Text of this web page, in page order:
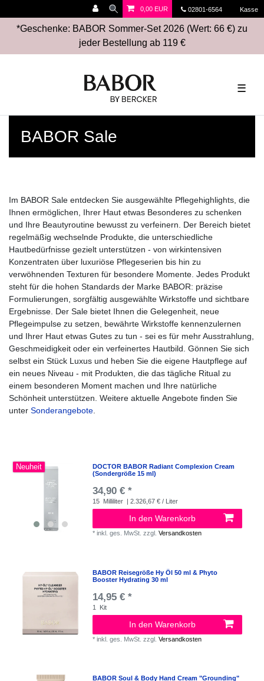
02801-6564 Kasse
0,00 EUR
*Geschenke: BABOR Sommer-Set 2026 (Wert: 66 €) zu
jeder Bestellung ab 119 €
☰
BABOR Sale
Im BABOR Sale entdecken Sie ausgewählte Pflegehighlights, die
Ihnen ermöglichen, Ihrer Haut etwas Besonderes zu schenken
und Ihre Beautyroutine bewusst zu verfeinern. Der Bereich bietet
regelmäßig wechselnde Produkte, die unterschiedliche
Hautbedürfnisse gezielt unterstützen - von wirkintensiven
Konzentraten über luxuriöse Pflegeserien bis hin zu
verwöhnenden Texturen für besondere Momente. Jedes Produkt
steht für die hohen Standards der Marke BABOR: präzise
Formulierungen, sorgfältig ausgewählte Wirkstoffe und sichtbare
Ergebnisse. Der Sale bietet Ihnen die Gelegenheit, neue
Pflegeimpulse zu setzen, bewährte Wirkstoffe kennenzulernen
und Ihrer Haut etwas Gutes zu tun - sei es für mehr Ausstrahlung,
Geschmeidigkeit oder ein verfeinertes Hautbild. Gönnen Sie sich
selbst ein Stück Luxus und heben Sie die eigene Hautpflege auf
ein neues Niveau - mit Produkten, die das tägliche Ritual zu
einem besonderen Moment machen und Ihre natürliche
Schönheit unterstützen. Weitere aktuelle Angebote finden Sie
unter Sonderangebote
Neuheit
DOCTOR BABOR Radiant Complexion Cream
(Sondergröße 15 ml)
34,90 € *
15 Milliliter | 2.326,67 € / Liter
In den Warenkorb
*inkl. ges. MwSt. zzgl.Versandkosten
BABOR Reisegröße Hy Öl 50 ml & Phyto
Booster Hydrating 30 ml
14,95 € *
1 Kit
In den Warenkorb
*inkl. ges. MwSt. zzgl.Versandkosten
BABOR Soul & Body Hand Cream "Grounding"